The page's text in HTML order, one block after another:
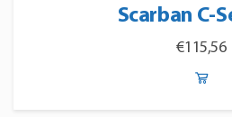
Scarban C-
€115,56